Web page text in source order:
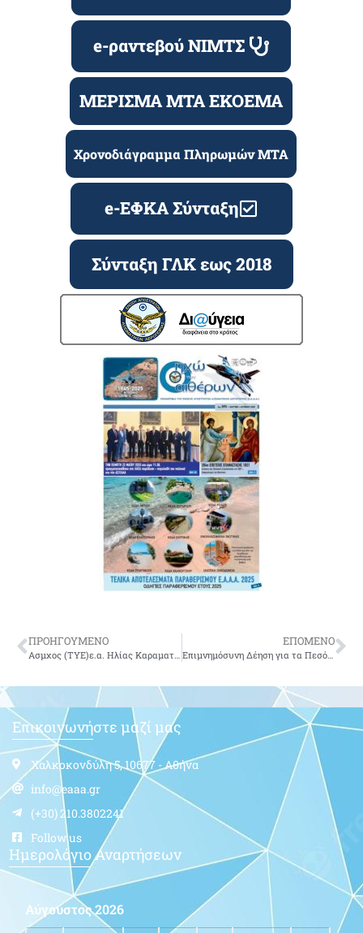
e-ραντεβού ΝΙΜΤΣ
ΜΕΡΙΣΜΑ ΜΤΑ ΕΚΟΕΜΑ
Χρονοδιάγραμμα Πληρωμών ΜΤΑ
e-ΕΦΚΑ Σύνταξη
Σύνταξη ΓΛΚ εως 2018
ΠΡΟΗΓΟΥΜΕΝΟ ΕΠΟΜΕΝΟ
Επιμνημόσυνη Δέηση για τα Πεσόντα – Εκλιπόντα Στελέχη του Στρατού Ξηράς
Επικοινωνήστε μαζί μας
Χαλκοκονδύλη 5, 10677 - Αθήνα
info@eaaa.gr
(+30) 210.3802241
Follow us
Ημερολόγιο Αναρτήσεων
Αύγουστος 2026